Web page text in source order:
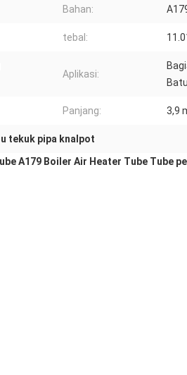
Bahan:
tebal:
Aplikasi:
Panjang: 3,9
u tekuk pipa knalpot
A179 Boiler Air Heater Tube Tube